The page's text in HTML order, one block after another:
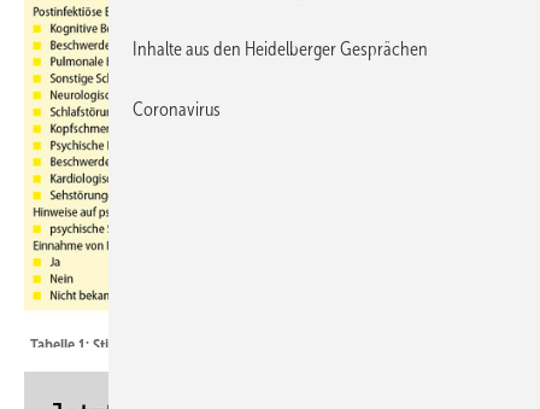
Tabelle 1: Stichprobenbeschreibung der Gesamtstichprobe (n=238)
Inhalte aus den Heidelberger Gesprächen
Coronavirus